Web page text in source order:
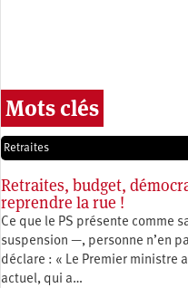
Mots clés
Retraites
Retraites, budget,
reprendre la rue !
Ce que le PS présente comme
suspension —, personne n’en
déclare : « Le Premier ministre
actuel, qui a…